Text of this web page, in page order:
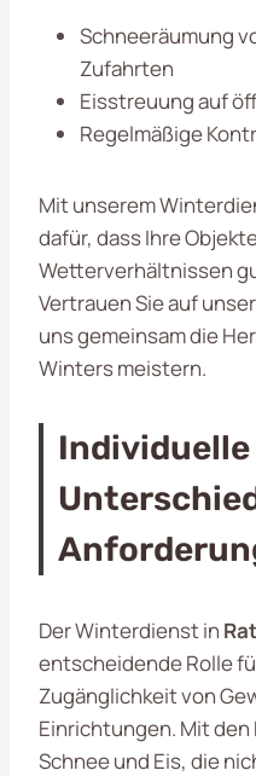
Schneeräumung
Zufahrten
Eisstreuung auf
Regelmäßige
Mit unserem
dafür, dass Ihre
Wetterverhältnissen
Vertrauen Sie auf
uns gemeinsam die
Winters meistern.
Der Winterdienst in
entscheidende Rolle
Zugänglichkeit von
Einrichtungen. Mit
Schnee und Eis, die